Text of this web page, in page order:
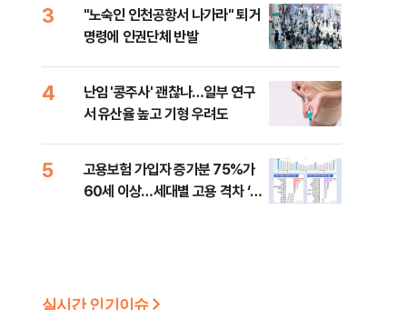
3
"노숙인 인천공항서 나가라" 퇴거
명령에 인권단체 반발
4
난임 '콩주사' 괜찮나…일부 연구
서 유산율 높고 기형 우려도
5
고용보험 가입자 증가분 75%가
60세 이상…세대별 고용 격차 ‘뚜